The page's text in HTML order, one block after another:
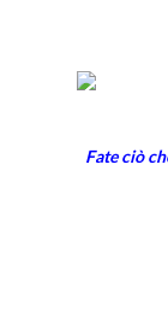
Fate ciò